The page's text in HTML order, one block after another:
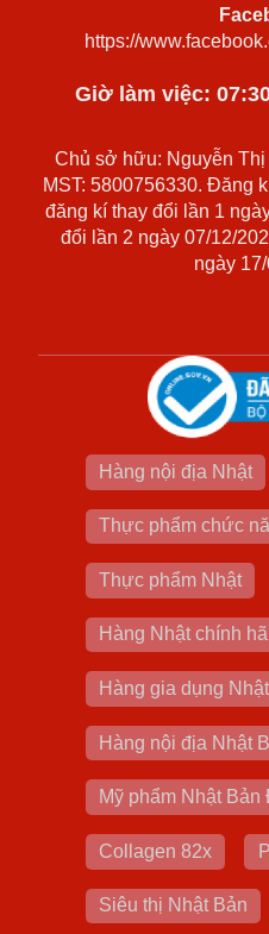
https://
Giờ làm việc:
Chủ sở hữu: Nguyễn
MST: 5800756330. Đăng
đăng kí thay đổi lần 1
đổi lần 2 ngày 07/12/
ngày
Hàng nội địa Nhật
Thực phẩm chức
Thực phẩm Nhật
Hàng Nhật chính
Hàng gia dụng Nhật
Hàng nội địa Nhật
Mỹ phẩm Nhật
Collagen 82x
Siêu thị Nhật Bản